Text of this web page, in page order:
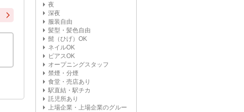
夜
深夜
服装自由
髪型・髪色自由
髭（ひげ）OK
ネイルOK
ピアスOK
オープニングスタッフ
禁煙・分煙
食堂・売店あり
駅直結・駅チカ
託児所あり
上場企業・上場企業のグルー